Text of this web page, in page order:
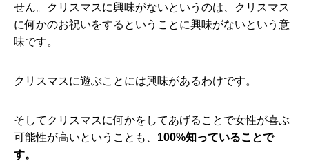
せん。クリスマスに興味がないというのは、クリスマス
に何かのお祝いをするということに興味がないという意
味です。
クリスマスに遊ぶことには興味があるわけです。
そしてクリスマスに何かをしてあげることで女性が喜ぶ
可能性が高いということも、 100%知っていることで
す。